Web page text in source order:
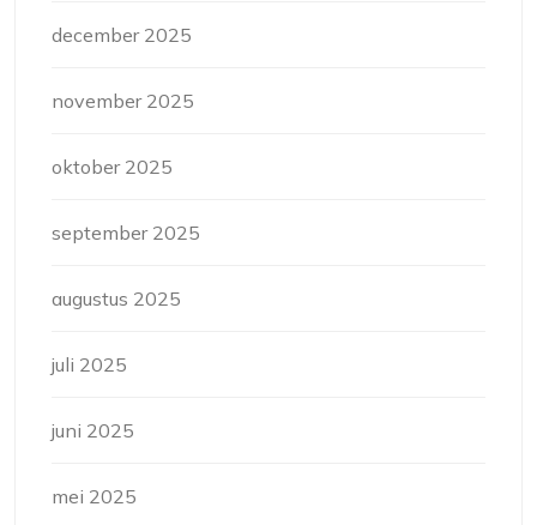
december 2025
november 2025
oktober 2025
september 2025
augustus 2025
juli 2025
juni 2025
mei 2025